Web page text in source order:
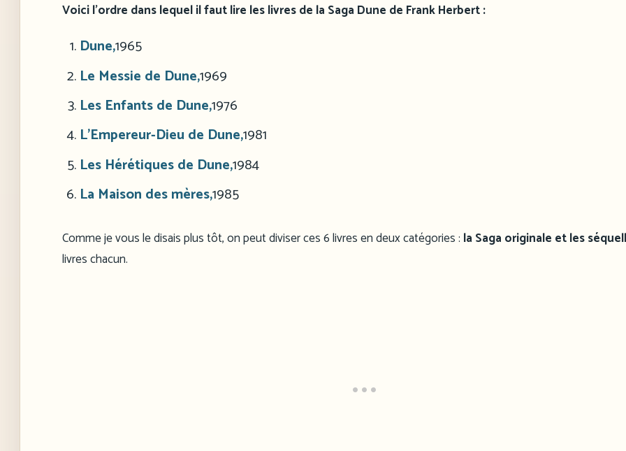
Voici l’ordre dans lequel il faut lire les livres de la Saga Dune de Frank Herbert :
Dune,1965
Le Messie de Dune,1969
Les Enfants de Dune,1976
L’Empereur-Dieu de Dune,1981
Les Hérétiques de Dune,1984
La Maison des mères,1985
Comme je vous le disais plus tôt, on peut diviser ces 6 livres en deux catégories : la Saga originale et les
livres chacun.